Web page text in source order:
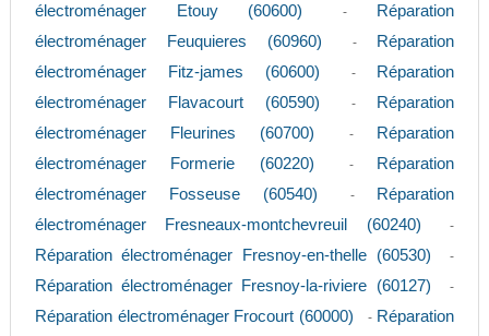
électroménager Etouy (60600)
-
Réparation
électroménager Feuquieres (60960)
-
Réparation
électroménager Fitz-james (60600)
-
Réparation
électroménager Flavacourt (60590)
-
Réparation
électroménager Fleurines (60700)
-
Réparation
électroménager Formerie (60220)
-
Réparation
électroménager Fosseuse (60540)
-
Réparation
électroménager Fresneaux-montchevreuil (60240)
-
Réparation électroménager Fresnoy-en-thelle (60530) -
Réparation électroménager Fresnoy-la-riviere (60127) -
Réparation électroménager Frocourt (60000) - Réparation